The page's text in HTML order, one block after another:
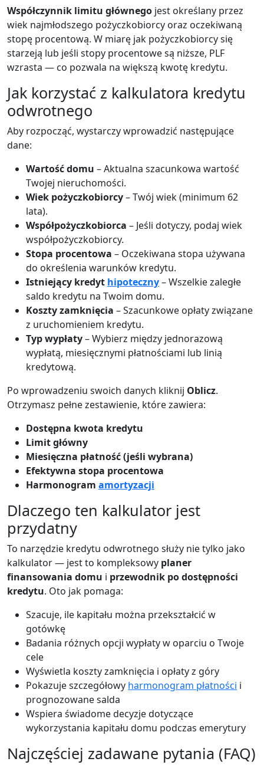
Współczynnik limitu głównego jest określany przez
wiek najmłodszego pożyczkobiorcy oraz oczekiwaną
stopę procentową. W miarę jak pożyczkobiorcy się
starzeją lub jeśli stopy procentowe są niższe, PLF
wzrasta — co pozwala na większą kwotę kredytu.
Jak korzystać z kalkulatora kredytu
odwrotnego
Aby rozpocząć, wystarczy wprowadzić następujące
dane:
Wartość domu – Aktualna szacunkowa wartość
Twojej nieruchomości.
Wiek pożyczkobiorcy– Twój wiek (minimum 62
lata).
Współpożyczkobiorca – Jeśli dotyczy, podaj wiek
współpożyczkobiorcy.
Stopa procentowa – Oczekiwana stopa używana
do określenia warunków kredytu.
Istniejący kredyt hipoteczny– Wszelkie zaległe
saldo kredytu na Twoim domu.
Koszty zamknięcia – Szacunkowe opłaty związane
z uruchomieniem kredytu.
Typ wypłaty– Wybierz między jednorazową
wypłatą, miesięcznymi płatnościami lub linią
kredytową.
Po wprowadzeniu swoich danych kliknij Oblicz.
Otrzymasz pełne zestawienie, które zawiera:
Dostępna kwota kredytu
Limit główny
Miesięczna płatność (jeśli wybrana)
Efektywna stopa procentowa
Harmonogram amortyzacji
Dlaczego ten kalkulator jest
przydatny
To narzędzie kredytu odwrotnego służy nie tylko jako
kalkulator — jest to kompleksowy planer
finansowania domu i przewodnik po dostępności
kredytu. Oto jak pomaga:
Szacuje, ile kapitału można przekształcić w
gotówkę
Badania różnych opcji wypłaty w oparciu o Twoje
cele
Wyświetla koszty zamknięcia i opłaty z góry
Pokazuje szczegółowy harmonogram płatności i
prognozowane salda
Wspiera świadome decyzje dotyczące
wykorzystania kapitału domu podczas emerytury
Najczęściej zadawane pytania (FAQ)